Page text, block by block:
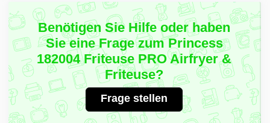
Benötigen Sie Hilfe oder haben
Sie eine Frage zum Princess
182004 Friteuse PRO Airfryer &
Friteuse?
Frage stellen